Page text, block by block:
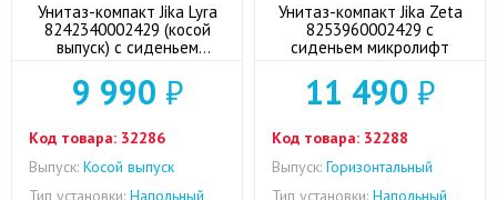
Унитаз-компакт Jika Lyra
8242340002429 (косой
выпуск) с сиденьем
дюропласт
9 990 ₽
Код товара: 32286
Выпуск: Косой выпуск
Тип установки: Напольный
Унитаз-компакт Jika Zeta
8253960002429 с
сиденьем микролифт
11 490 ₽
Код товара: 32288
Выпуск: Горизонтальный
Тип установки: Напольный